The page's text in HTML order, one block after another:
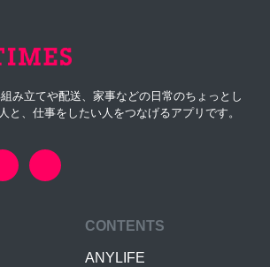
み立てや配送、家事などの日常のちょっとし
と、仕事をしたい人をつなげるアプリです。
CONTENTS
ANYLIFE